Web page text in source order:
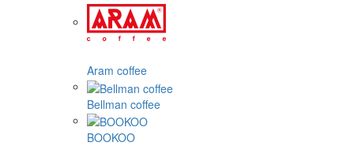
Aram coffee
Bellman coffee
BOOKOO